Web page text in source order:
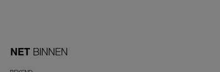
NET BINNEN